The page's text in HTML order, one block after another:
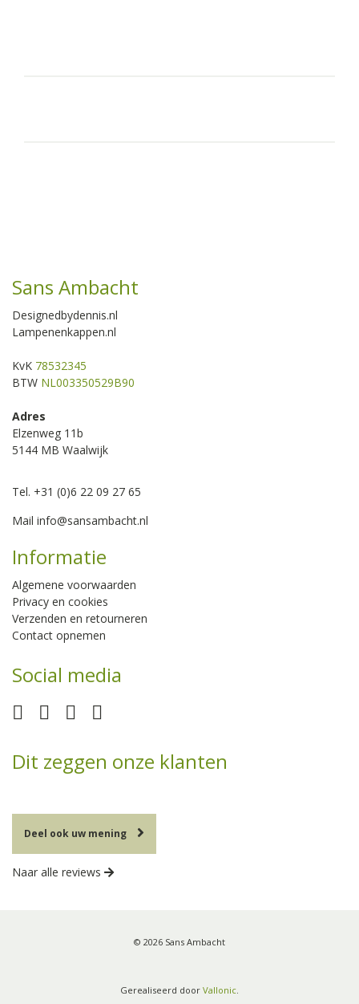
Sans Ambacht
Designedbydennis.nl
Lampenenkappen.nl
KvK 78532345
BTW NL003350529B90
Adres
Elzenweg 11b
5144 MB Waalwijk
Tel. +31 (0)6 22 09 27 65
Mail info@sansambacht.nl
Informatie
Algemene voorwaarden
Privacy en cookies
Verzenden en retourneren
Contact opnemen
Social media
Dit zeggen onze klanten
Deel ook uw mening
Naar alle reviews
© 2026 Sans Ambacht
Gerealiseerd door Vallonic